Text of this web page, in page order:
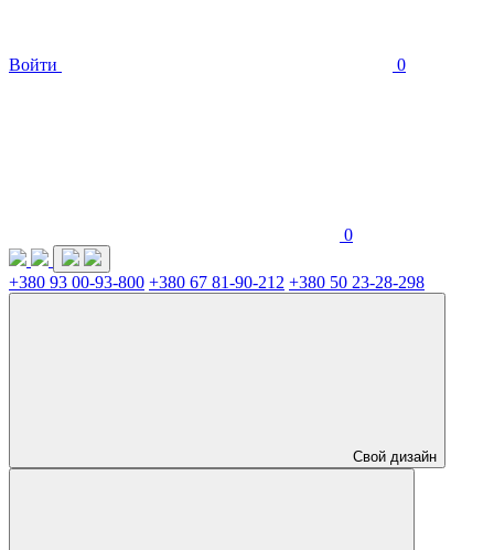
Войти 0
0
+380 93 00-93-800 +380 67 81-90-212 +380 50 23-28-298
Свой дизайн